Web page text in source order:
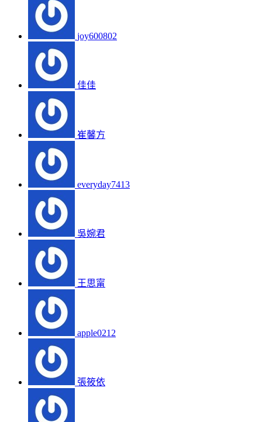
joy600802
佳佳
崔馨方
everyday7413
吳婉君
王思甯
apple0212
張筱依